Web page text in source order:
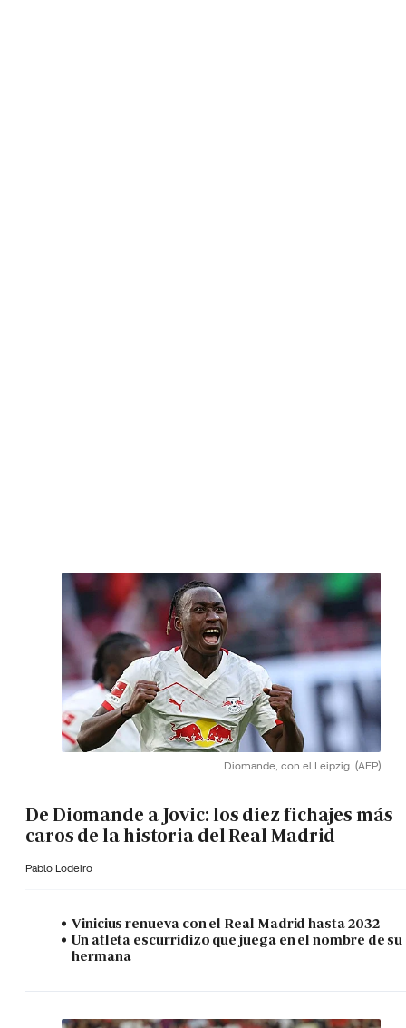
Diomande, con el Leipzig. (AFP)
De Diomande a Jovic: los diez fichajes más
caros de la historia del Real Madrid
Pablo Lodeiro
Vinicius renueva con el Real Madrid hasta 2032
Un atleta escurridizo que juega en el nombre de su
hermana